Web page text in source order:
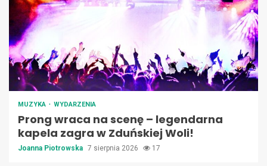
MUZYKA WYDARZENIA
Prong wraca na scenę – legendarna
kapela zagra w Zduńskiej Woli!
Joanna Piotrowska 7 sierpnia 2026 17